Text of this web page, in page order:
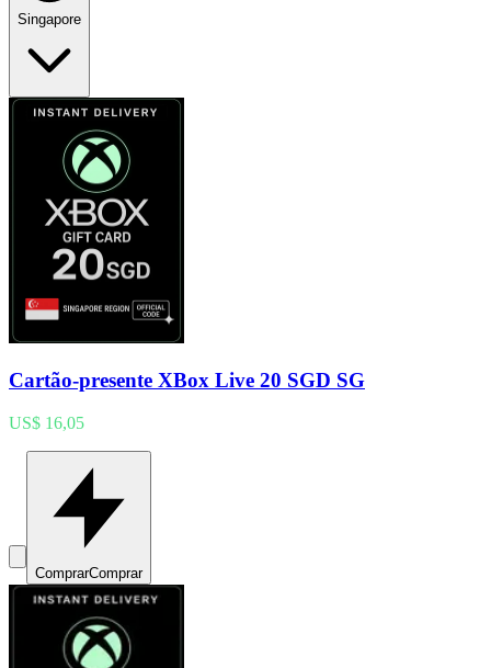
Singapore
Cartão-presente XBox Live 20 SGD SG
US$ 16,05
ComprarComprar